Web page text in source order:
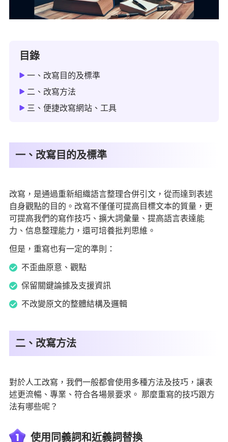
目錄
一、改寫目的及標準
二、改寫方法
三、便捷改寫網站、工具
一、改寫目的及標準
改寫，是通過重新組織語言整理合併引文，從而達到表述
自身觀點的目的。改寫不僅僅可提高目標文本的質量，更
可提高我們的寫作技巧、擴大詞彙量、提高語言表達能
力、信息整理能力，還可培養批判思維。
但是，重寫也有一定的準則：
不歪曲原意、觀點
保留關鍵論據及支援資訊
不改變原文的整體結構及邏輯
二、改寫方法
對於人工改寫，我們一般都會使用多種方法及技巧，讓表
述更流暢、專業、符合各場景要求。 那麼重寫的技巧跟方
法有哪些呢？
1 使用同義詞和近義詞替換